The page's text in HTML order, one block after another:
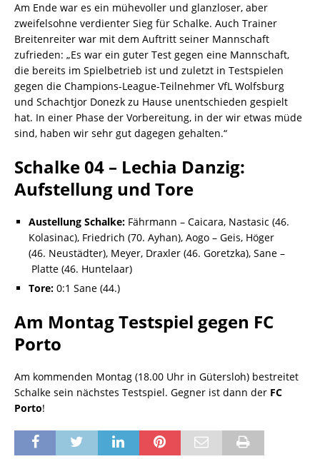
Am Ende war es ein mühevoller und glanzloser, aber
zweifelsohne verdienter Sieg für Schalke. Auch Trainer
Breitenreiter war mit dem Auftritt seiner Mannschaft
zufrieden: „Es war ein guter Test gegen eine Mannschaft,
die bereits im Spielbetrieb ist und zuletzt in Testspielen
gegen die Champions-League-Teilnehmer VfL Wolfsburg
und Schachtjor Donezk zu Hause unentschieden gespielt
hat. In einer Phase der Vorbereitung, in der wir etwas müde
sind, haben wir sehr gut dagegen gehalten.“
Schalke 04 – Lechia Danzig:
Aufstellung und Tore
Austellung Schalke: Fährmann – Caicara, Nastasic (46.
Kolasinac), Friedrich (70. Ayhan), Aogo – Geis, Höger
(46. Neustädter), Meyer, Draxler (46. Goretzka), Sane –
Platte (46. Huntelaar)
Tore: 0:1 Sane (44.)
Am Montag Testspiel gegen FC
Porto
Am kommenden Montag (18.00 Uhr in Gütersloh) bestreitet
Schalke sein nächstes Testspiel. Gegner ist dann der FC
Porto!